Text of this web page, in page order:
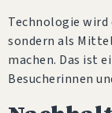
Technologie
sondern als
machen. Das ist
Besucherinnen